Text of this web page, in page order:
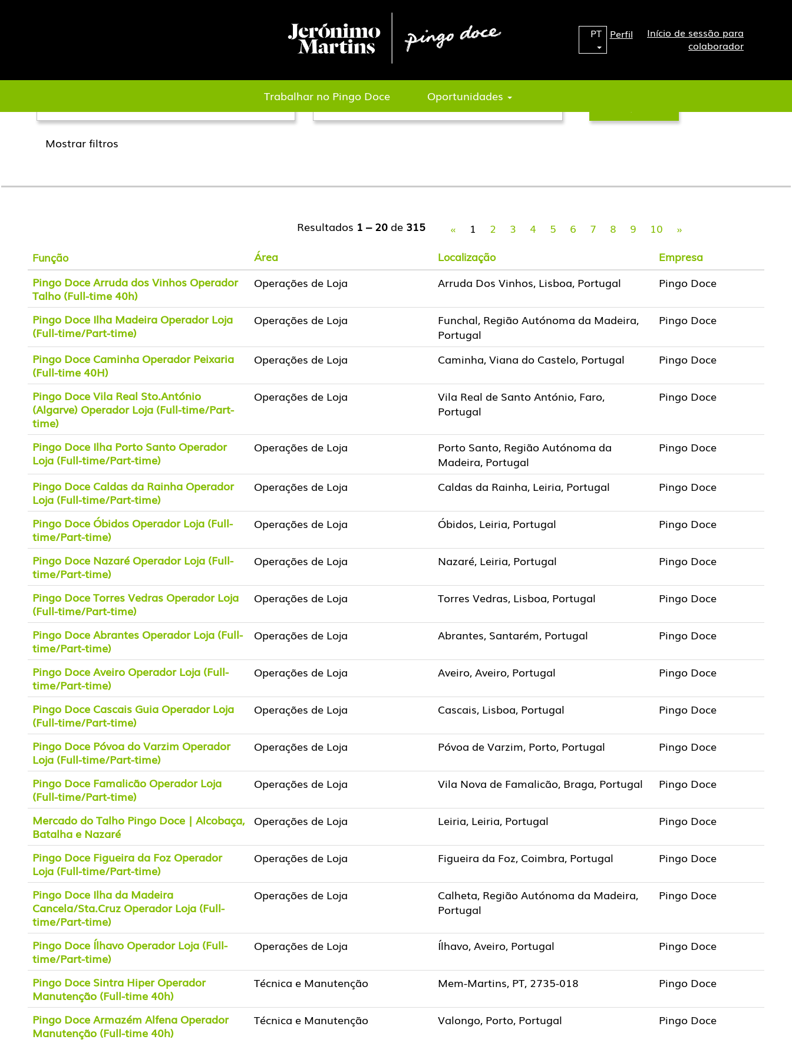
PT Perfil
Início de sessão para
colaborador
Trabalhar no Pingo Doce Oportunidades
Pesquisar por palavra-chave Pesquisar por Local
Mostrar filtros
Resultados 1 – 20 de 315 « 1 2 3 4 5 6 7 8 9 10 »
Função Área Localização Empresa
Pingo Doce Arruda dos Vinhos Operador
Talho (Full-time 40h)
Operações de Loja Arruda Dos Vinhos, Lisboa, Portugal Pingo Doce
Pingo Doce Ilha Madeira Operador Loja
(Full-time/Part-time)
Operações de Loja
Funchal, Região Autónoma da Madeira,
Portugal
Pingo Doce
Pingo Doce Caminha Operador Peixaria
(Full-time 40H)
Operações de Loja Caminha, Viana do Castelo, Portugal Pingo Doce
Pingo Doce Vila Real Sto.António
(Algarve) Operador Loja (Full-time/Part-
time)
Operações de Loja
Vila Real de Santo António, Faro,
Portugal
Pingo Doce
Pingo Doce Ilha Porto Santo Operador
Loja (Full-time/Part-time)
Operações de Loja
Porto Santo, Região Autónoma da
Madeira, Portugal
Pingo Doce
Pingo Doce Caldas da Rainha Operador
Loja (Full-time/Part-time)
Operações de Loja Caldas da Rainha, Leiria, Portugal Pingo Doce
Pingo Doce Óbidos Operador Loja (Full-
time/Part-time)
Operações de Loja Óbidos, Leiria, Portugal Pingo Doce
Pingo Doce Nazaré Operador Loja (Full-
time/Part-time)
Operações de Loja Nazaré, Leiria, Portugal Pingo Doce
Pingo Doce Torres Vedras Operador Loja
(Full-time/Part-time)
Operações de Loja Torres Vedras, Lisboa, Portugal Pingo Doce
Pingo Doce Abrantes Operador Loja (Full-
time/Part-time)
Operações de Loja Abrantes, Santarém, Portugal Pingo Doce
Pingo Doce Aveiro Operador Loja (Full-
time/Part-time)
Operações de Loja Aveiro, Aveiro, Portugal Pingo Doce
Pingo Doce Cascais Guia Operador Loja
(Full-time/Part-time)
Operações de Loja Cascais, Lisboa, Portugal Pingo Doce
Pingo Doce Póvoa do Varzim Operador
Loja (Full-time/Part-time)
Operações de Loja Póvoa de Varzim, Porto, Portugal Pingo Doce
Pingo Doce Famalicão Operador Loja
(Full-time/Part-time)
Operações de Loja Vila Nova de Famalicão, Braga, Portugal Pingo Doce
Mercado do Talho Pingo Doce | Alcobaça,
Batalha e Nazaré
Operações de Loja Leiria, Leiria, Portugal Pingo Doce
Pingo Doce Figueira da Foz Operador
Loja (Full-time/Part-time)
Operações de Loja Figueira da Foz, Coimbra, Portugal Pingo Doce
Pingo Doce Ilha da Madeira
Cancela/Sta.Cruz Operador Loja (Full-
time/Part-time)
Operações de Loja
Calheta, Região Autónoma da Madeira,
Portugal
Pingo Doce
Pingo Doce Ílhavo Operador Loja (Full-
time/Part-time)
Operações de Loja Ílhavo, Aveiro, Portugal Pingo Doce
Pingo Doce Sintra Hiper Operador
Manutenção (Full-time 40h)
Técnica e Manutenção Mem-Martins, PT, 2735-018 Pingo Doce
Pingo Doce Armazém Alfena Operador
Manutenção (Full-time 40h)
Técnica e Manutenção Valongo, Porto, Portugal Pingo Doce